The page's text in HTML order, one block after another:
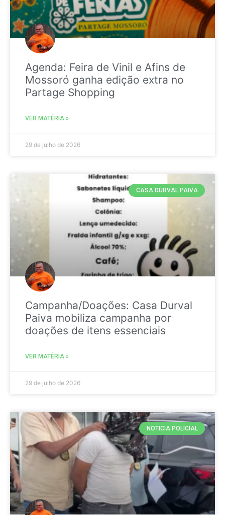
Agenda: Feira de Vinil e Afins de
Mossoró ganha edição extra no
Partage Shopping
VER MATÉRIA »
29 de julho de 2026
CASA DURVAL PAIVA
Campanha/Doações: Casa Durval
Paiva mobiliza campanha por
doações de itens essenciais
VER MATÉRIA »
29 de julho de 2026
NOTICIA POLICIAL